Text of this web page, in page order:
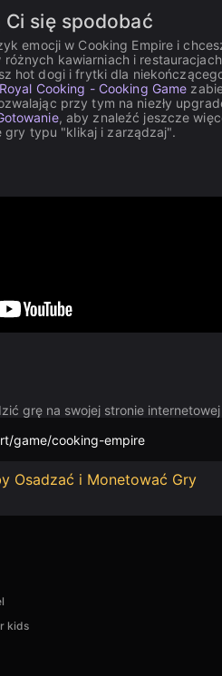
się spodobać
emocji w Cooking Empire i
kawiarniach i
hot dogi i frytki dla
Royal Cooking - Cooking Game
przy tym na niezły
, aby znaleźć jeszcze
gry typu "klikaj i zarządzaj".
grę na swojej stronie
game/cooking-empire
Osadzać i Monetować Gry
kids